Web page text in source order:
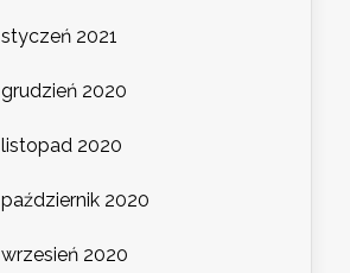
styczeń 2021
grudzień 2020
listopad 2020
październik 2020
wrzesień 2020